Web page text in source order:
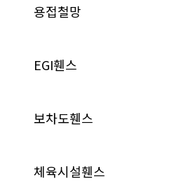
용접철망
EGI휀스
보차도휀스
체육시설휀스